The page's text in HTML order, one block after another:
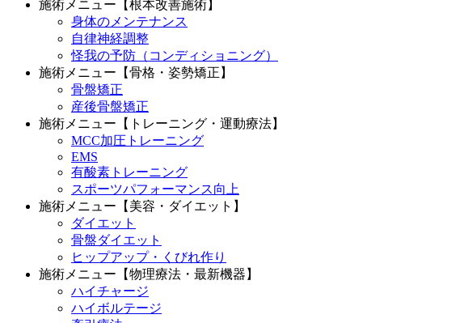
施術メニュー【根本改善施術】
身体のメンテナンス
自律神経調整
怪我の予防（コンディショニング）
施術メニュー【骨格・姿勢矯正】
骨盤矯正
産後骨盤矯正
施術メニュー【トレーニング・運動療法】
MCC加圧トレーニング
EMS
有酸素トレーニング
スポーツパフォーマンス向上
施術メニュー【美容・ダイエット】
ダイエット
骨盤ダイエット
ヒップアップ・くびれ作り
施術メニュー【物理療法・最新機器】
ハイチャージ
ハイボルテージ